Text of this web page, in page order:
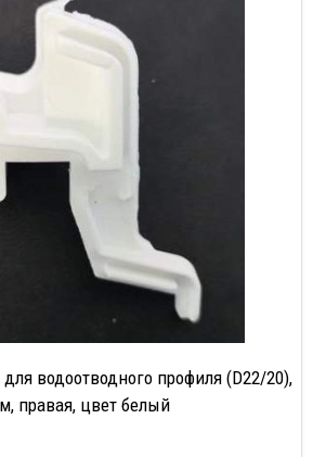
водоотводного профиля (D22/20),
правая, цвет белый